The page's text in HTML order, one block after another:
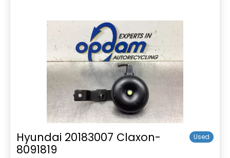
Hyundai 20183007 Claxon-
8091819
Used